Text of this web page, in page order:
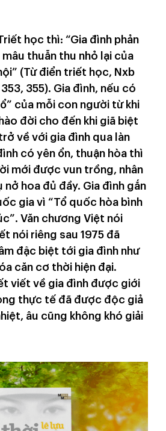
học thì: “Gia đình phản
thuẫn thu nhỏ lại của
(Từ điển triết học, Nxb
355). Gia đình, nếu có
của mỗi con người từ khi
đời cho đến khi giã biệt
về với gia đình qua làn
có yên ổn, thuận hòa thì
mới được vun trồng, nhân
nở hoa đủ đầy. Gia đình gắn
gia vì “Tổ quốc hòa bình
Văn chương Việt nói
nói riêng sau 1975 đã
đặc biệt tới gia đình như
căn cơ thời hiện đại.
viết về gia đình được giới
thực tế đã được độc giả
âu cũng không khó giải